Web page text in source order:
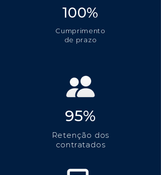
100%
Cumprimento
de prazo
95%
Retenção dos
contratados